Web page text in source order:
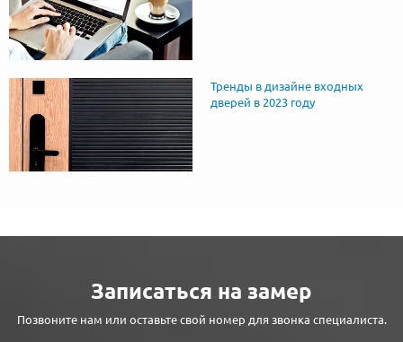
Тренды в дизайне входных
дверей в 2023 году
Записаться на замер
Позвоните нам или оставьте свой номер для звонка специалиста.